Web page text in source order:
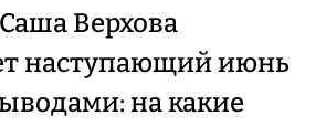
Верхова
наступающий июнь
на какие